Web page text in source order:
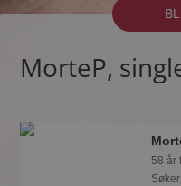
MorteP,
58 år